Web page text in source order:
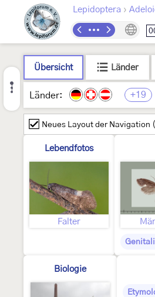
Lepidoptera ›
Übersicht Länder
Länder: +19
Neues Layout der Navigation
Lebendfotos
Falter
Biologie